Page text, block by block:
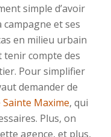
simple d’avoir
et ses
en milieu urbain
tenir compte des
Pour simplifier
demander de
Maxime, qui
Plus, on
agence, et plus,